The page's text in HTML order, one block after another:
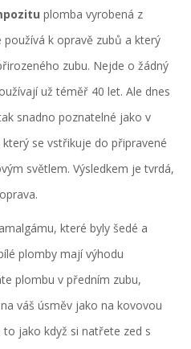
plomba vyrobená z
k opravě zubů a který
zubu. Nejde o žádný
už téměř 40 let. Ale dnes
snadno poznatelné jako v
se vstřikuje do připravené
světlem. Výsledkem je tvrdá,
které byly šedé a
plomby mají výhodu
plombu v předním zubu,
váš úsměv jako na kovovou
to jako když si natřete zed s